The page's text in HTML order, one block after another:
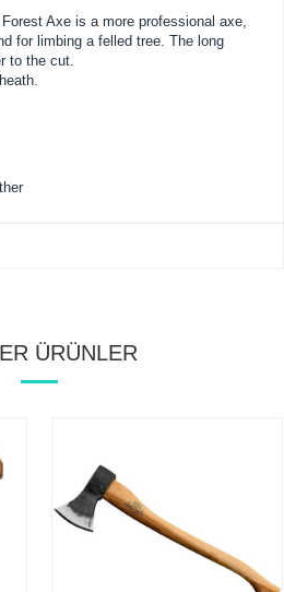
Axe is a more professional axe,
for limbing a felled tree. The long
to the cut.
ÜRÜNLER